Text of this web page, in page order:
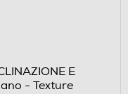
E
- Texture